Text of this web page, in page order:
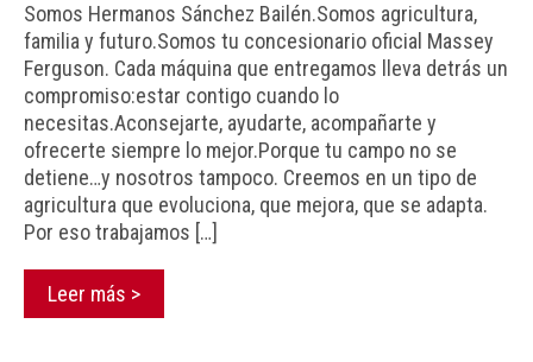
Somos Hermanos Sánchez Bailén.Somos agricultura,
familia y futuro.Somos tu concesionario oficial Massey
Ferguson. Cada máquina que entregamos lleva detrás un
compromiso:estar contigo cuando lo
necesitas.Aconsejarte, ayudarte, acompañarte y
ofrecerte siempre lo mejor.Porque tu campo no se
detiene…y nosotros tampoco. Creemos en un tipo de
agricultura que evoluciona, que mejora, que se adapta.
Por eso trabajamos […]
Leer más >